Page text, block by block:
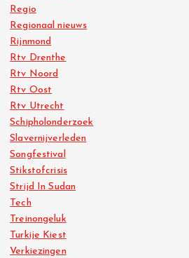
Regio
Regionaal nieuws
Rijnmond
Rtv Drenthe
Rtv Noord
Rtv Oost
Rtv Utrecht
Schipholonderzoek
Slavernijverleden
Songfestival
Stikstofcrisis
Strijd In Sudan
Tech
Treinongeluk
Turkije Kiest
Verkiezingen